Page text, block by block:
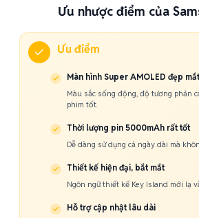
Ưu nhược điểm của
Ưu điểm
Màn hình Super AMOLED đẹp mắt
Màu sắc sống động, độ tương phản
phim tốt.
Thời lượng pin 5000mAh rất tốt
Dễ dàng sử dụng cả ngày dài mà
Thiết kế hiện đại, bắt mắt
Ngôn ngữ thiết kế Key Island mới lạ
Hỗ trợ cập nhật lâu dài